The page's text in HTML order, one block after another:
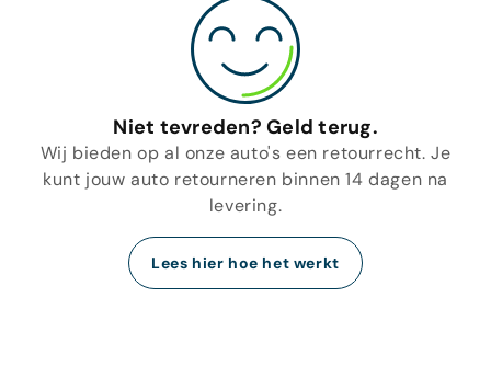
Niet tevreden? Geld terug.
Wij bieden op al onze auto's een retourrecht. Je
kunt jouw auto retourneren binnen 14 dagen na
levering.
Lees hier hoe het werkt